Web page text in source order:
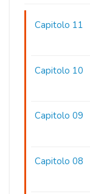
Capitolo 11
Capitolo 10
Capitolo 09
Capitolo 08